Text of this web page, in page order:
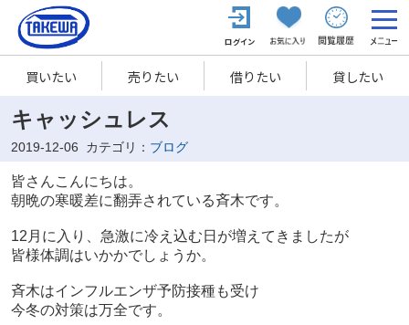
買いたい 売りたい 借りたい 貸したい
キャッシュレス
2019-12-06 カテゴリ： ブログ
皆さんこんにちは。
朝晩の寒暖差に翻弄されている斉木です。
12 月に入り、急激に冷え込む日が増えてきましたが
皆様体調はいかかでしょうか。
斉木はインフルエンザ予防接種も受け
今冬の対策は万全です。